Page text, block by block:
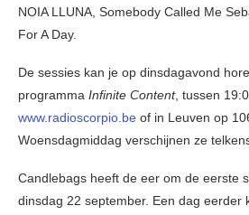
NOIA LLUNA, Somebody Called Me
For A Day.
De sessies kan je op dinsdagavond
programma Infinite Content, tussen
www.radioscorpio.be of in Leuven op
Woensdagmiddag verschijnen ze
Candlebags heeft de eer om de eerste
dinsdag 22 september. Een dag eerder